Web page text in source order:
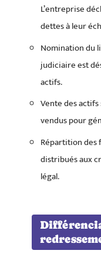
L’entreprise
dettes à leur
Nomination du
judiciaire est
actifs.
Vente des
vendus pour
Répartition des
distribués aux
légal.